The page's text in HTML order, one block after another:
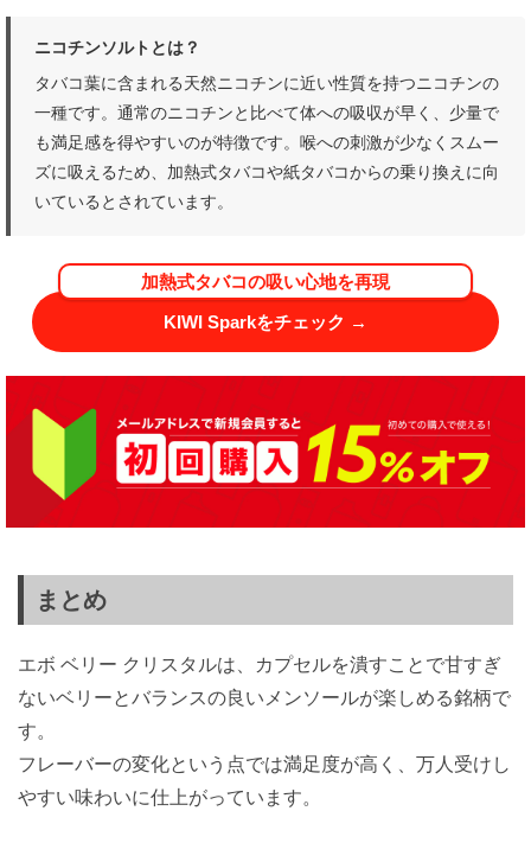
ニコチンソルトとは？
タバコ葉に含まれる天然ニコチンに近い性質を持つニコチンの
一種です。通常のニコチンと比べて体への吸収が早く、少量で
も満足感を得やすいのが特徴です。喉への刺激が少なくスムー
ズに吸えるため、加熱式タバコや紙タバコからの乗り換えに向
いているとされています。
加熱式タバコの吸い心地を再現
KIWI Sparkをチェック →
まとめ
エボ ベリー クリスタルは、カプセルを潰すことで甘すぎ
ないベリーとバランスの良いメンソールが楽しめる銘柄で
す。
フレーバーの変化という点では満足度が高く、万人受けし
やすい味わいに仕上がっています。